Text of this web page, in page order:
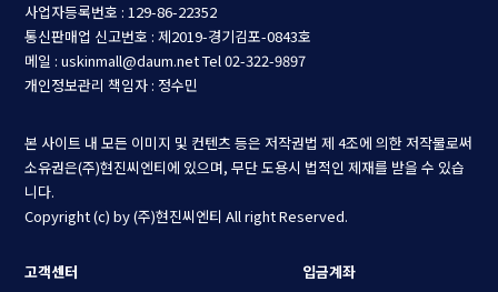
사업자등록번호 : 129-86-22352
통신판매업 신고번호 : 제2019-경기김포-0843호
메일 : uskinmall@daum.netTel 02-322-9897
개인정보관리 책임자 : 정수민
본 사이트 내 모든 이미지 및 컨텐츠 등은 저작권법 제 4조에 의한 저작물로써
소유권은(주)현진씨엔티에 있으며, 무단 도용시 법적인 제재를 받을 수 있습
니다.
Copyright (c) by (주)현진씨엔티 All right Reserved.
고객센터 입금계좌